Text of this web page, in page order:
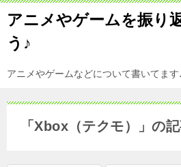
アニメやゲームを振り
う♪
アニメやゲームなどについて書いてます
「Xbox（テクモ）」の